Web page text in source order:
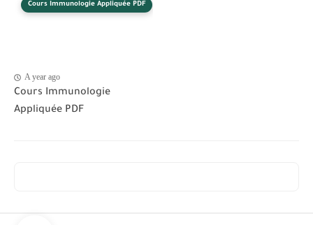
Cours Immunologie Appliquée PDF
A year ago
Cours Immunologie
Appliquée PDF